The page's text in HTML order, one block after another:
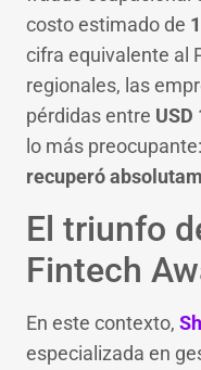
costo estimado de
cifra equivalente al
regionales, las
pérdidas entre
lo más
recuperó
El triunfo
Fintech
En este contexto,
especializada en